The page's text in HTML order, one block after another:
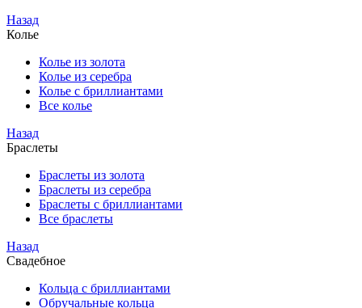
Назад
Колье
Колье из золота
Колье из серебра
Колье с бриллиантами
Все колье
Назад
Браслеты
Браслеты из золота
Браслеты из серебра
Браслеты с бриллиантами
Все браслеты
Назад
Свадебное
Кольца с бриллиантами
Обручальные кольца